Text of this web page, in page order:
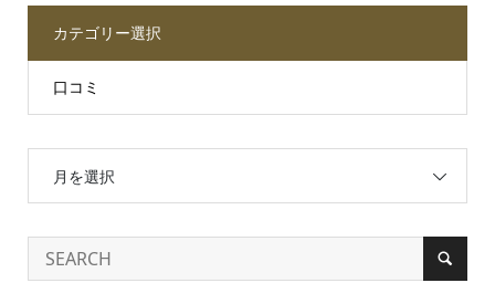
カテゴリー選択
口コミ
月を選択